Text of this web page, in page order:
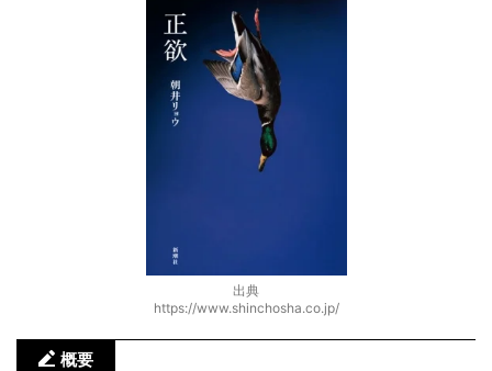
出典
https://www.shinchosha.co.jp/
概要